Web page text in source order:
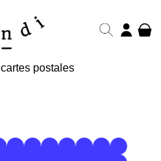
cartes postales